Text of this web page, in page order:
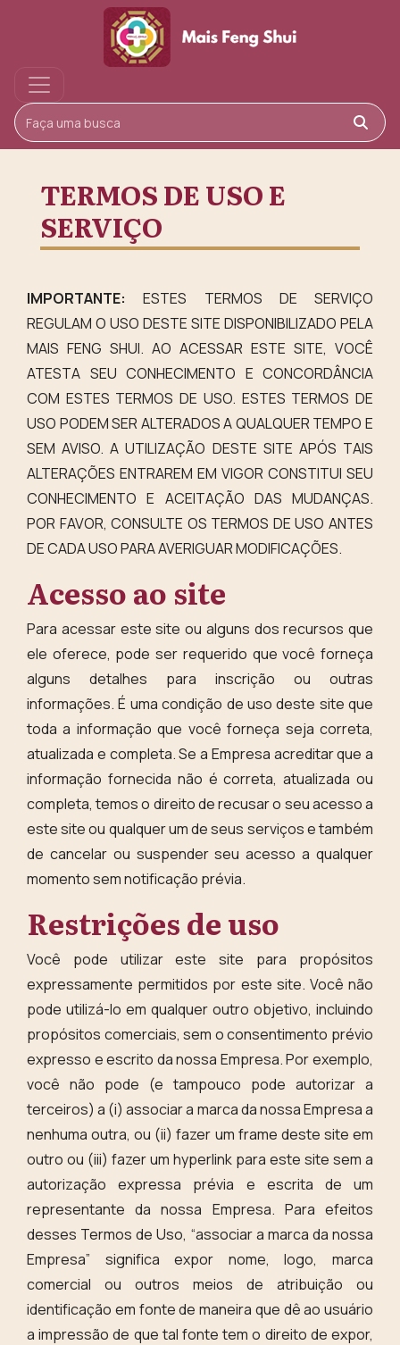
Buscar
TERMOS DE USO E
SERVIÇO
IMPORTANTE: ESTES TERMOS DE SERVIÇO
REGULAM O USO DESTE SITE DISPONIBILIZADO PELA
MAIS FENG SHUI. AO ACESSAR ESTE SITE, VOCÊ
ATESTA SEU CONHECIMENTO E CONCORDÂNCIA
COM ESTES TERMOS DE USO. ESTES TERMOS DE
USO PODEM SER ALTERADOS A QUALQUER TEMPO E
SEM AVISO. A UTILIZAÇÃO DESTE SITE APÓS TAIS
ALTERAÇÕES ENTRAREM EM VIGOR CONSTITUI SEU
CONHECIMENTO E ACEITAÇÃO DAS MUDANÇAS.
POR FAVOR, CONSULTE OS TERMOS DE USO ANTES
DE CADA USO PARA AVERIGUAR MODIFICAÇÕES.
Acesso ao site
Para acessar este site ou alguns dos recursos que
ele oferece, pode ser requerido que você forneça
alguns detalhes para inscrição ou outras
informações. É uma condição de uso deste site que
toda a informação que você forneça seja correta,
atualizada e completa. Se a Empresa acreditar que a
informação fornecida não é correta, atualizada ou
completa, temos o direito de recusar o seu acesso a
este site ou qualquer um de seus serviços e também
de cancelar ou suspender seu acesso a qualquer
momento sem notificação prévia.
Restrições de uso
Você pode utilizar este site para propósitos
expressamente permitidos por este site. Você não
pode utilizá-lo em qualquer outro objetivo, incluindo
propósitos comerciais, sem o consentimento prévio
expresso e escrito da nossa Empresa. Por exemplo,
você não pode (e tampouco pode autorizar a
terceiros) a (i) associar a marca da nossa Empresa a
nenhuma outra, ou (ii) fazer um frame deste site em
outro ou (iii) fazer um hyperlink para este site sem a
autorização expressa prévia e escrita de um
representante da nossa Empresa. Para efeitos
desses Termos de Uso, “associar a marca da nossa
Empresa” significa expor nome, logo, marca
comercial ou outros meios de atribuição ou
identificação em fonte de maneira que dê ao usuário
a impressão de que tal fonte tem o direito de expor,